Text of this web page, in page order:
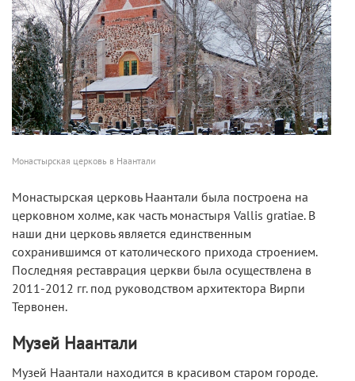
Монастырская церковь в Наантали
Монастырская церковь Наантали была построена на
церковном холме, как часть монастыря Vallis gratiae. В
наши дни церковь является единственным
сохранившимся от католического прихода строением.
Последняя реставрация церкви была осуществлена в
2011-2012 гг. под руководством архитектора Вирпи
Тервонен.
Музей Наантали
Музей Наантали находится в красивом старом городе.